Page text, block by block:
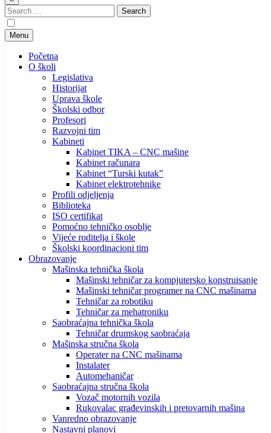
Search
for:
Menu
Početna
O školi
Legislativa
Historijat
Uprava škole
Školski odbor
Profesori
Razvojni tim
Kabineti
Kabinet TIKA – CNC mašine
Kabinet računara
Kabinet “Turski kutak”
Kabinet elektrotehnike
Profili odjeljenja
Biblioteka
ISO certifikat
Pomoćno tehničko osoblje
Vijeće roditelja i škole
Školski koordinacioni tim
Obrazovanje
Mašinska tehnička škola
Mašinski tehničar za kompjutersko konstruisanje
Mašinski tehničar programer na CNC mašinama
Tehničar za robotiku
Tehničar za mehatroniku
Saobraćajna tehnička škola
Tehničar drumskog saobraćaja
Mašinska stručna škola
Operater na CNC mašinama
Instalater
Automehaničar
Saobraćajna stručna škola
Vozač motornih vozila
Rukovalac građevinskih i pretovarnih mašina
Vanredno obrazovanje
Nastavni planovi